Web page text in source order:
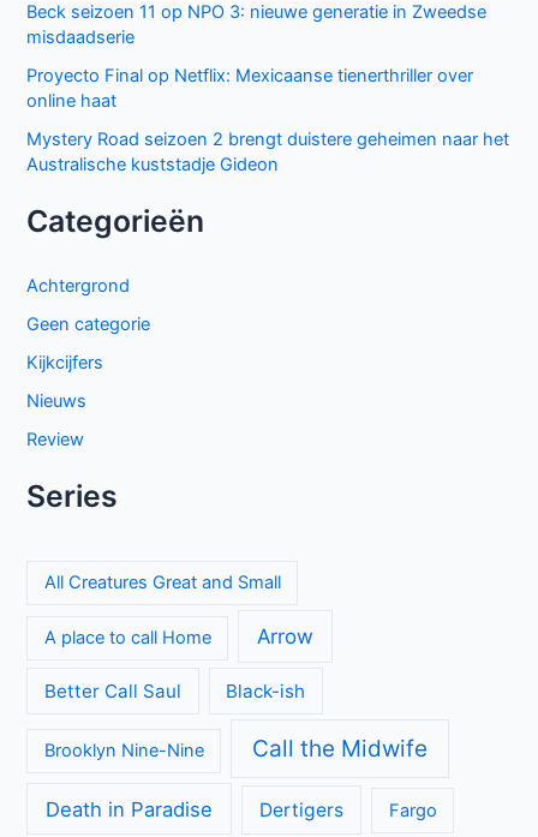
Beck seizoen 11 op NPO 3: nieuwe generatie in Zweedse
misdaadserie
Proyecto Final op Netflix: Mexicaanse tienerthriller over
online haat
Mystery Road seizoen 2 brengt duistere geheimen naar het
Australische kuststadje Gideon
Categorieën
Achtergrond
Geen categorie
Kijkcijfers
Nieuws
Review
Series
All Creatures Great and Small
A place to call Home Arrow
Better Call Saul Black-ish
Brooklyn Nine-Nine Call the Midwife
Death in Paradise Dertigers Fargo